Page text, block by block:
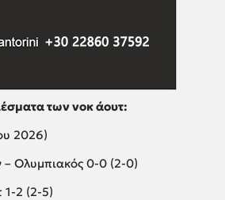
των νοκ άουτ:
2026)
Ολυμπιακός 0-0 (2-0)
1-2 (2-5)